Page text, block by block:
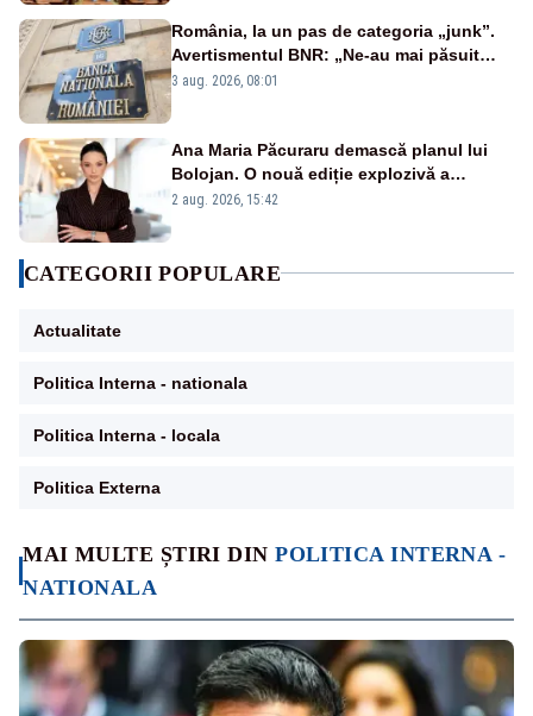
MAI MULTE ȘTIRI DINPOLITICA INTERNA -
NATIONALA
România, la un pas de categoria „junk”.
Avertismentul BNR: „Ne-au mai păsuit
pentru câteva luni”
3 aug. 2026, 08:01
Ana Maria Păcuraru demască planul lui
Bolojan. O nouă ediție explozivă a
emisiunii „Miza Zilei” la Realitatea PLUS
2 aug. 2026, 15:42
CATEGORII POPULARE
Actualitate
Politica Interna - nationala
Politica Interna - locala
Politica Externa